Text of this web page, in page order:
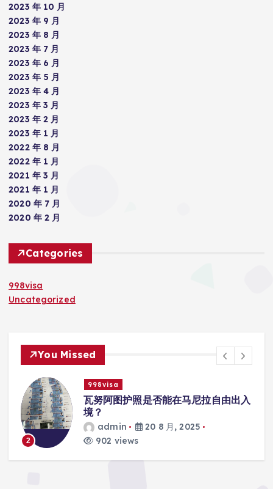
2023 年 10 月
2023 年 9 月
2023 年 8 月
2023 年 7 月
2023 年 6 月
2023 年 5 月
2023 年 4 月
2023 年 3 月
2023 年 2 月
2023 年 1 月
2022 年 8 月
2022 年 1 月
2021 年 3 月
2021 年 1 月
2020 年 7 月
2020 年 2 月
Categories
998visa
Uncategorized
You Missed
998visa
瓦努阿图护照是否能在马尼拉自由出入
境？
admin
20 8 月, 2025
902 views